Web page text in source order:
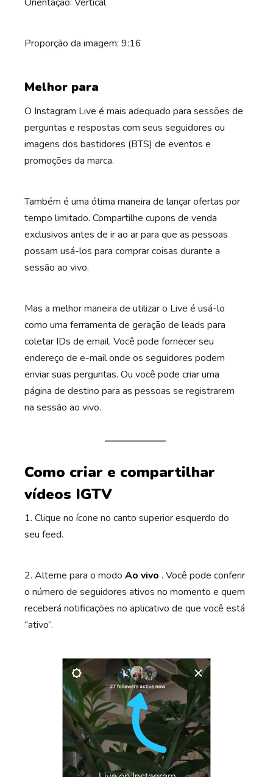
Proporção da imagem: 9:16
Melhor para
O Instagram Live é mais adequado para sessões de
perguntas e respostas com seus seguidores ou
imagens dos bastidores (BTS) de eventos e
promoções da marca.
Também é uma ótima maneira de lançar ofertas por
tempo limitado. Compartilhe cupons de venda
exclusivos antes de ir ao ar para que as pessoas
possam usá-los para comprar coisas durante a
sessão ao vivo.
Mas a melhor maneira de utilizar o Live é usá-lo
como uma ferramenta de geração de leads para
coletar IDs de email. Você pode fornecer seu
endereço de e-mail onde os seguidores podem
enviar suas perguntas. Ou você pode criar uma
página de destino para as pessoas se registrarem
na sessão ao vivo.
Como criar e compartilhar
vídeos IGTV
1. Clique no ícone no canto superior esquerdo do
seu feed.
2. Alterne para o modo Ao vivo . Você pode conferir
o número de seguidores ativos no momento e quem
receberá notificações no aplicativo de que você está
“ativo”.